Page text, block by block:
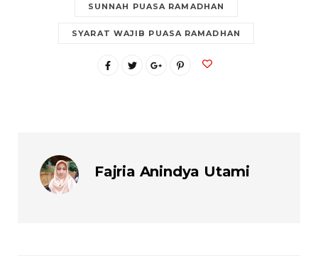
SUNNAH PUASA RAMADHAN
SYARAT WAJIB PUASA RAMADHAN
Fajria Anindya Utami